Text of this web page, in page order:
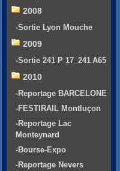
2008
-Sortie Lyon Mouche
2009
-Sortie 241 P 17_241 A65
2010
-Reportage BARCELONE
-FESTIRAIL Montluçon
-Reportage Lac
Monteynard
-Bourse-Expo
-Reportage Nevers